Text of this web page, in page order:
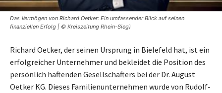
Das Vermögen von Richard Oetker: Ein umfassender Blick auf seinen
finanziellen Erfolg | © Kreiszeitung Rhein-Sieg)
Richard Oetker, der seinen Ursprung in Bielefeld hat, ist ein
erfolgreicher Unternehmer und bekleidet die Position des
persönlich haftenden Gesellschafters bei der Dr. August
Oetker KG. Dieses Familienunternehmen wurde von Rudolf-